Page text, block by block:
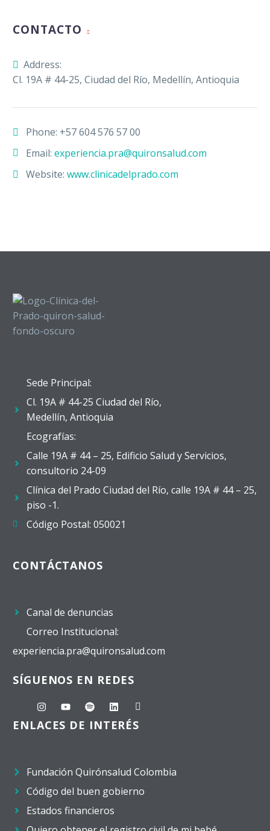
CONTACTO
Address:
Cl. 19A # 44-25, Ciudad del Río, Medellín, Antioquia
Phone: +57 604 576 57 00
Email: experiencia.pra@quironsalud.com
Website: www.clinicadelprado.com
Sede Principal:
Cl. 19A # 44-25 Ciudad del Río,
Medellín, Antioquia
Ecografías:
Calle 19A # 44 – 25, Edificio Salud y Servicios,
consultorio 24-09
Clínica del Prado Ciudad del Río, calle 19A # 44 – 25,
piso -1.
Código Postal: 050021
CONTÁCTANOS
Canal de denuncias
Correo Institucional:
experiencia.pra@quironsalud.com
SÍGUENOS EN REDES
ENLACES DE INTERÉS
Fundación Quirónsalud Colombia
Código del buen gobierno
Estados financieros